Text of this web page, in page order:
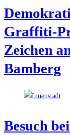
Graf­fi­ti-
Zei­chen
Bamberg
Besuch